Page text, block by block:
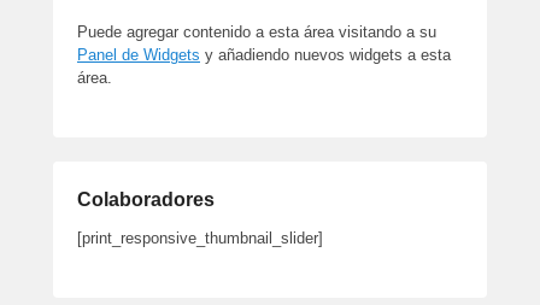
Puede agregar contenido a esta área visitando a su
Panel de Widgets y añadiendo nuevos widgets a esta
área.
Colaboradores
[print_responsive_thumbnail_slider]